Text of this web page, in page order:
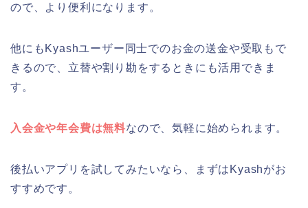
ので、より便利になります。
他にもKyashユーザー同士でのお金の送金や受取もで
きるので、立替や割り勘をするときにも活用できま
す。
入会金や年会費は無料なので、気軽に始められます。
後払いアプリを試してみたいなら、まずはKyashがお
すすめです。